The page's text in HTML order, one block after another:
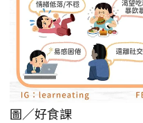
圖／好食課